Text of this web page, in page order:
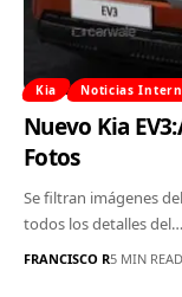
Kia Noticias
Nuevo Kia
Fotos
Se filtran imágenes
todos los detalles del…
FRANCISCO R5 MIN READ